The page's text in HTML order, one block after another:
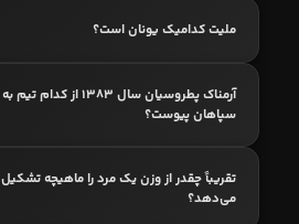
ملیت کدامیک یونان است؟
آرمناک پطروسیان سال 1383 از کدام تیم به
سپاهان پیوست؟
تقریباً چقدر از وزن یك مرد را ماهیچه تشكیل
می‌دهد؟